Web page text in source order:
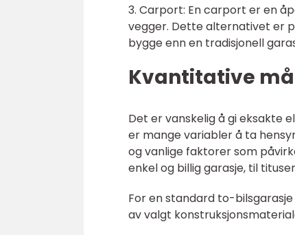
3. Carport: En carport er en
vegger. Dette alternativet er
bygge enn en tradisjonell
Kvantitative
Det er vanskelig å gi eksakte
er mange variabler å ta
og vanlige faktorer som
enkel og billig garasje, til
For en standard to-
av valgt